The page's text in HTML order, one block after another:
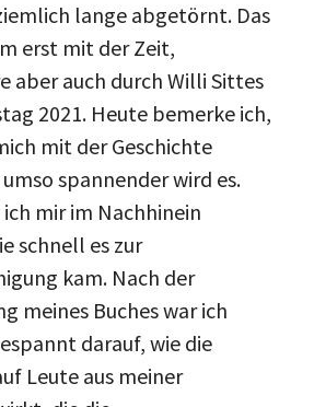
lange abgetörnt. Das
erst mit der Zeit,
aber auch durch Willi Sittes
2021. Heute bemerke ich,
mit der Geschichte
spannender wird es.
mir im Nachhinein
schnell es zur
kam. Nach der
meines Buches war ich
darauf, wie die
Leute aus meiner